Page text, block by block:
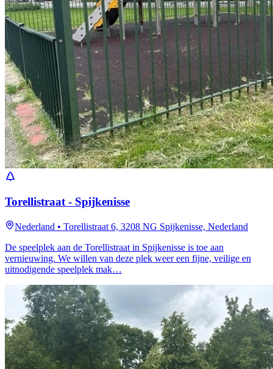
Torellistraat - Spijkenisse
Nederland • Torellistraat 6, 3208 NG Spijkenisse, Nederland
De speelplek aan de Torellistraat in Spijkenisse is toe aan
vernieuwing. We willen van deze plek weer een fijne, veilige en
uitnodigende speelplek mak…